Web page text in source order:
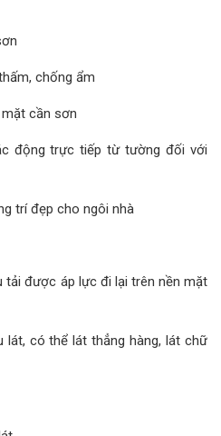
chống ẩm
cần sơn
động trực tiếp từ tường đối với
trí đẹp cho ngôi nhà
tải được áp lực đi lại trên nền mặt
lát, có thể lát thẳng hàng, lát chữ